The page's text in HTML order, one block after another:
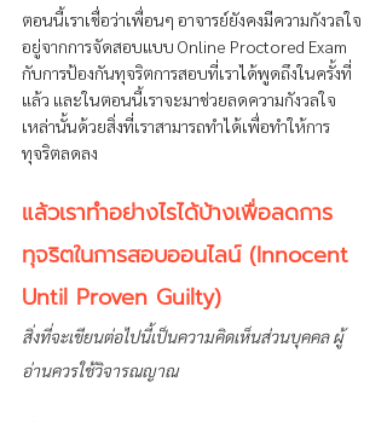
ตอนนี้เราเชื่อว่าเพื่อนๆ อาจารย์ยังคงมีความกังวลใจ
อยู่จากการจัดสอบแบบ Online Proctored Exam
กับการป้องกันทุจริตการสอบที่เราได้พูดถึงในครั้งที่
แล้ว และในตอนนี้เราจะมาช่วยลดความกังวลใจ
เหล่านั้นด้วยสิ่งที่เราสามารถทำได้เพื่อทำให้การ
ทุจริตลดลง
แล้วเราทำอย่างไรได้บ้างเพื่อลดการ
ทุจริตในการสอบออนไลน์ (Innocent
Until Proven Guilty)
สิ่งที่จะเขียนต่อไปนี้เป็นความคิดเห็นส่วนบุคคล ผู้
อ่านควรใช้วิจารณญาณ